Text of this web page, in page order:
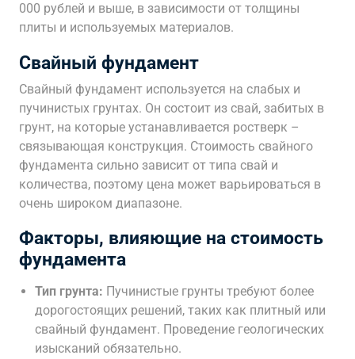
000 рублей и выше, в зависимости от толщины
плиты и используемых материалов.
Свайный фундамент
Свайный фундамент используется на слабых и
пучинистых грунтах. Он состоит из свай, забитых в
грунт, на которые устанавливается ростверк –
связывающая конструкция. Стоимость свайного
фундамента сильно зависит от типа свай и
количества, поэтому цена может варьироваться в
очень широком диапазоне.
Факторы, влияющие на стоимость
фундамента
Тип грунта: Пучинистые грунты требуют более
дорогостоящих решений, таких как плитный или
свайный фундамент. Проведение геологических
изысканий обязательно.